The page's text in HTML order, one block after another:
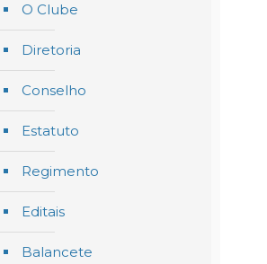
O Clube
Diretoria
Conselho
Estatuto
Regimento
Editais
Balancete